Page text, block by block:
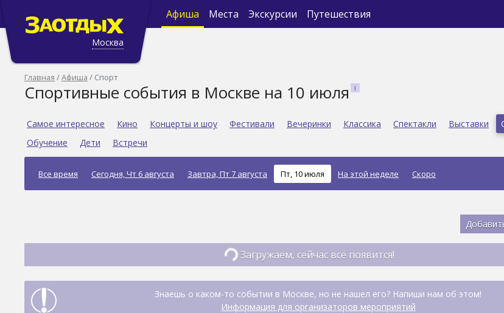
Москва
Афиша Места Экскурсии Путешествия
Главная Афиша Спорт
Спортивные события в Москве на 10 июля
Самое интересное Кино Концерты и шоу Фестивали Вечеринки Классика Спектакли Выставки
Обучение
Дети Встречи
Все время Сегодня, Чт 6 августа Завтра, Пт 7 августа Пт, 10 июля На этой неделе Скоро
Загружаем, сейчас всё появится!
Знаешь о каком-то событии в Москве, но не нашел его? Напиши нам об этом!
Информация для организаторов мероприятий